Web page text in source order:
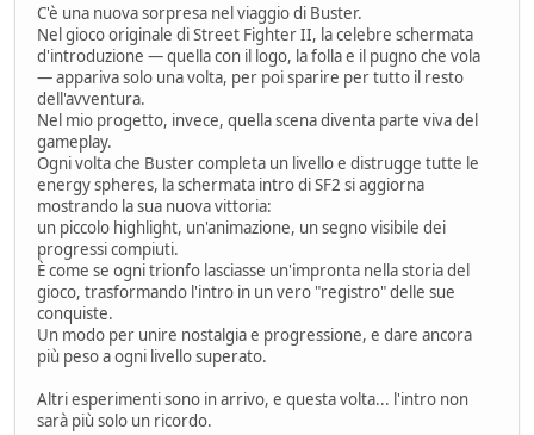
C'è una nuova sorpresa nel viaggio di Buster.
Nel gioco originale di Street Fighter II, la celebre schermata
d'introduzione — quella con il logo, la folla e il pugno che vola
— appariva solo una volta, per poi sparire per tutto il resto
dell'avventura.
Nel mio progetto, invece, quella scena diventa parte viva del
gameplay.
Ogni volta che Buster completa un livello e distrugge tutte le
energy spheres, la schermata intro di SF2 si aggiorna
mostrando la sua nuova vittoria:
un piccolo highlight, un'animazione, un segno visibile dei
progressi compiuti.
È come se ogni trionfo lasciasse un'impronta nella storia del
gioco, trasformando l'intro in un vero "registro" delle sue
conquiste.
Un modo per unire nostalgia e progressione, e dare ancora
più peso a ogni livello superato.
Altri esperimenti sono in arrivo, e questa volta... l'intro non
sarà più solo un ricordo.